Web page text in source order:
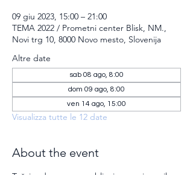
09 giu 2023, 15:00 – 21:00
TEMA 2022 / Prometni center Blisk, NM.,
Novi trg 10, 8000 Novo mesto, Slovenija
Altre date
sab 08 ago, 8:00
dom 09 ago, 8:00
ven 14 ago, 15:00
Visualizza tutte le 12 date
About the event